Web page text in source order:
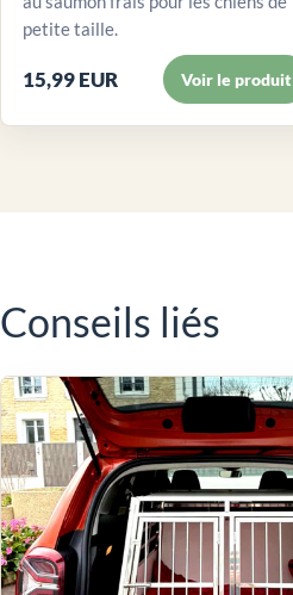
petite taille.
15,99 EUR Voir le produit
Conseils liés